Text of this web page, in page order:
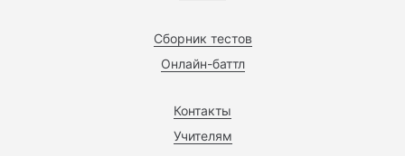
Сборник тестов
Онлайн-баттл
Контакты
Учителям